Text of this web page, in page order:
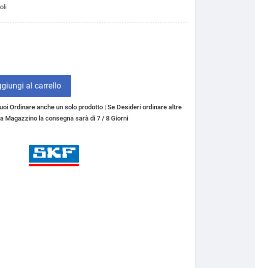
al carrello
Ordinare anche un solo prodotto | Se Desideri ordinare altre
Magazzino la consegna sarà di 7 / 8 Giorni